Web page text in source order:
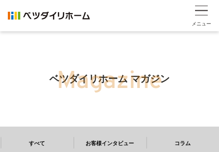
メニュー
ベツダイリホーム マガジン
すべて お客様インタビュー コラム